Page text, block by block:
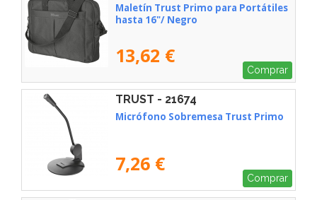
Maletín Trust Primo para Portátiles
hasta 16"/ Negro
13,62 €
Comprar
TRUST - 21674
Micrófono Sobremesa Trust Primo
7,26 €
Comprar